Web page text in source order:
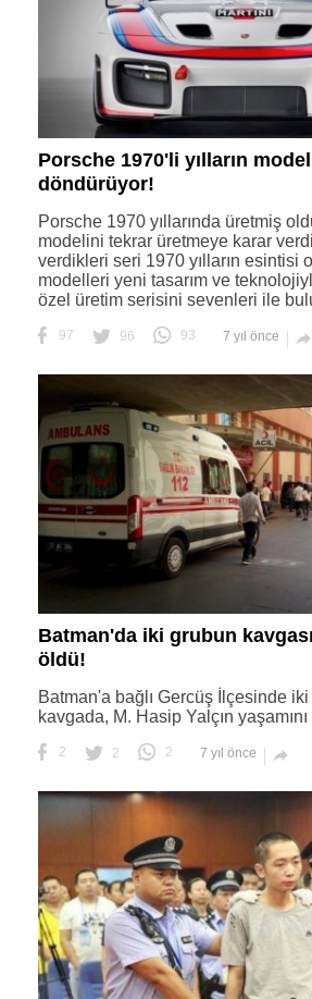
Porsche 1970'li yılların
döndürüyor!
Porsche 1970 yıllarında üretmiş
modelini tekrar üretmeye karar
verdikleri seri 1970 yılların esintisi
modelleri yeni tasarım ve
özel üretim serisini sevenleri ile
97 96 93 7 yıl önce 
Batman'da iki grubun
öldü!
Batman'a bağlı Gercüş İlçesinde iki
kavgada, M. Hasip Yalçın
2 2 2 7 yıl önce 